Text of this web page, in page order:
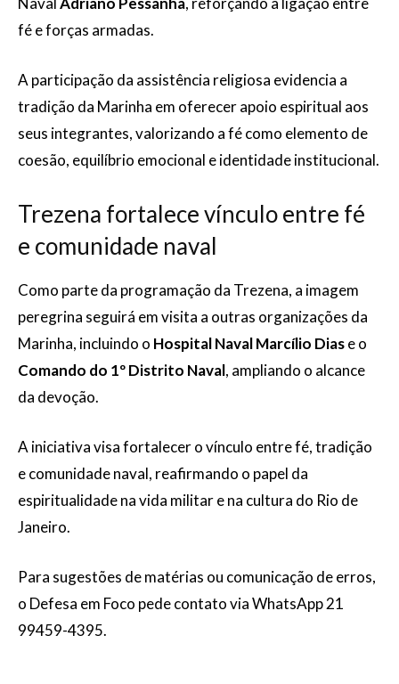
fé e forças armadas.
A participação da assistência religiosa evidencia a
tradição da Marinha em oferecer apoio espiritual aos
seus integrantes, valorizando a fé como elemento de
coesão, equilíbrio emocional e identidade institucional.
Trezena fortalece vínculo entre fé
e comunidade naval
Como parte da programação da Trezena, a imagem
peregrina seguirá em visita a outras organizações da
Marinha, incluindo o Hospital Naval Marcílio Diase o
Comando do 1º Distrito Naval, ampliando o alcance
da devoção.
A iniciativa visa fortalecer o vínculo entre fé, tradição
e comunidade naval, reafirmando o papel da
espiritualidade na vida militar e na cultura do Rio de
Janeiro.
Para sugestões de matérias ou comunicação de erros,
o Defesa em Foco pede contato via WhatsApp 21
99459-4395.